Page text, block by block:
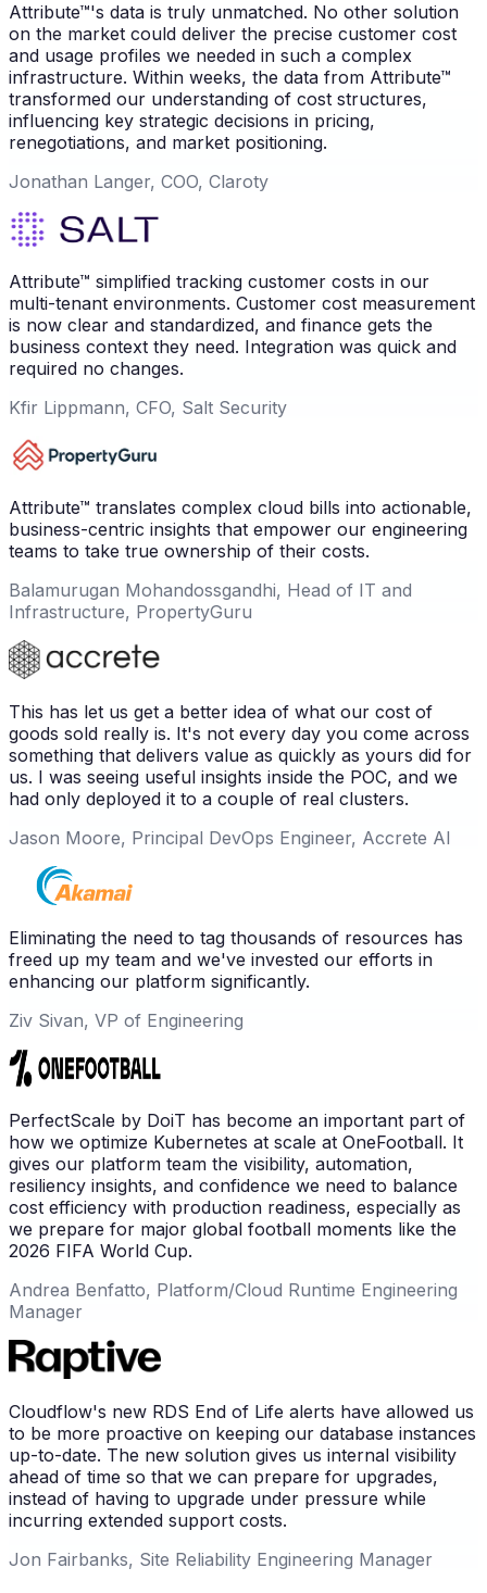
Attribute™'s data is truly unmatched. No other solution
on the market could deliver the precise customer cost
and usage profiles we needed in such a complex
infrastructure. Within weeks, the data from Attribute™
transformed our understanding of cost structures,
influencing key strategic decisions in pricing,
renegotiations, and market positioning.
Jonathan Langer, COO, Claroty
Attribute™ simplified tracking customer costs in our
multi-tenant environments. Customer cost measurement
is now clear and standardized, and finance gets the
business context they need. Integration was quick and
required no changes.
Kfir Lippmann, CFO, Salt Security
Attribute™ translates complex cloud bills into actionable,
business-centric insights that empower our engineering
teams to take true ownership of their costs.
Balamurugan Mohandossgandhi, Head of IT and
Infrastructure, PropertyGuru
This has let us get a better idea of what our cost of
goods sold really is. It's not every day you come across
something that delivers value as quickly as yours did for
us. I was seeing useful insights inside the POC, and we
had only deployed it to a couple of real clusters.
Jason Moore, Principal DevOps Engineer, Accrete AI
Eliminating the need to tag thousands of resources has
freed up my team and we've invested our efforts in
enhancing our platform significantly.
Ziv Sivan, VP of Engineering
PerfectScale by DoiT has become an important part of
how we optimize Kubernetes at scale at OneFootball. It
gives our platform team the visibility, automation,
resiliency insights, and confidence we need to balance
cost efficiency with production readiness, especially as
we prepare for major global football moments like the
2026 FIFA World Cup.
Andrea Benfatto, Platform/Cloud Runtime Engineering
Manager
Cloudflow's new RDS End of Life alerts have allowed us
to be more proactive on keeping our database instances
up-to-date. The new solution gives us internal visibility
ahead of time so that we can prepare for upgrades,
instead of having to upgrade under pressure while
incurring extended support costs.
Jon Fairbanks, Site Reliability Engineering Manager